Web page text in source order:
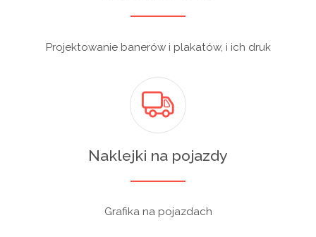
Projektowanie banerów i plakatów, i ich druk
Naklejki na pojazdy
Grafika na pojazdach